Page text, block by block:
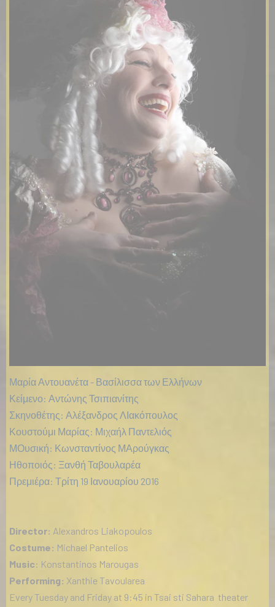
Μαρία Αντουανέτα - Βασίλισσα των Ελλήνων
Κείμενο: Αντώνης Τσιπιανίτης
Σκηνοθέτης: Αλέξανδρος ΛΙακόπουλος
Κουστούμι Μαρίας: Μιχαήλ Παντελιός
ΜΟυσική: Κωνσταντίνος ΜΑρούγκας
Ηθοποιός: Ξανθή Ταβουλαρέα
Πρεμιέρα: Τρίτη 19 Ιανουαρίου 2016
Director: Alexandros Liakopoulos
Costume: Michael Pantelios
Music: Konstantinos Marougas
Performing: Xanthie Tavoularea
Every Tuesday and Friday at 9:45 in Tsai sti Sahara theater